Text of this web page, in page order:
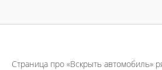
Страница про «Вскрыть автомобиль»